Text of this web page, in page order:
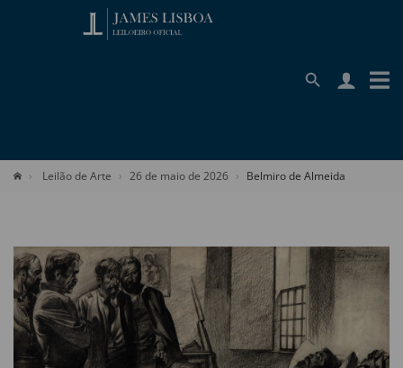
Leilão de Arte 26 de maio de 2026 Belmiro de Almeida